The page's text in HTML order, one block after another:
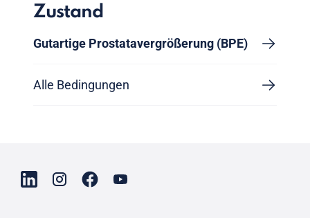
Zustand
Gutartige Prostatavergrößerung (BPE)
Alle Bedingungen